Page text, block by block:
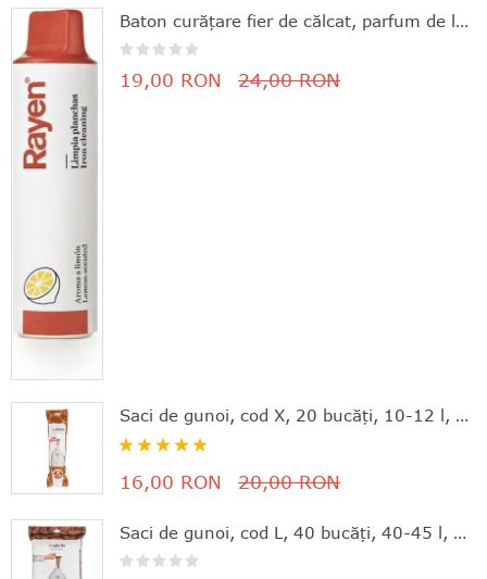
19,00 RON 24,00 RON
Saci de gunoi, cod X, 20 bucăţi, 10-12 l, Brabantia - 8710755116728
Rating:
16,00 RON 20,00 RON
Saci de gunoi, cod L, 40 bucăţi, 40-45 l, Brabantia - 8710755138645